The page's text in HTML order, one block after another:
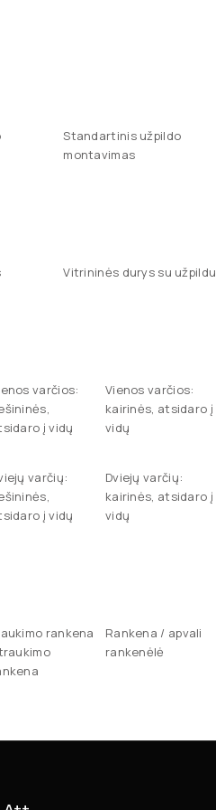
Standartinis užpildo
montavimas
Vitrininės durys su užpildu
varčios:
į vidų
Vienos varčios:
kairinės, atsidaro į
vidų
varčių:
į vidų
Dviejų varčių:
kairinės, atsidaro į
vidų
rankena
Rankena / apvali
rankenėlė